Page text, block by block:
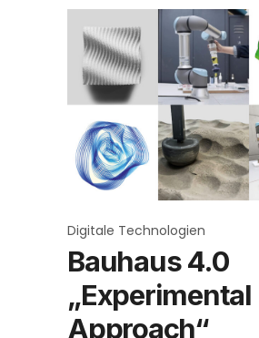
Digitale Technologien
Bauhaus 4.0
„Experimental
Approach“